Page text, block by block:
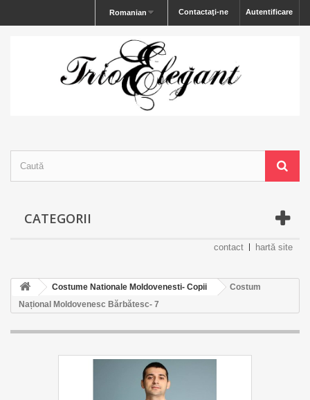
Autentificare
Contactaţi-ne
Romanian
CATEGORII
contact hartă site
Costume Nationale Moldovenesti- Copii
Costum
Național Moldovenesc Bărbătesc- 7